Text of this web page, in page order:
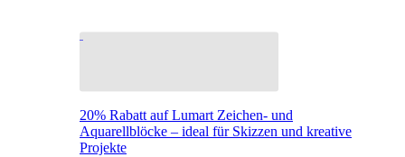
20% Rabatt auf Lumart Zeichen- und
Aquarellblöcke – ideal für Skizzen und kreative
Projekte